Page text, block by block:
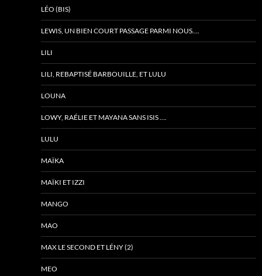
LÉO (BIS)
LEWIS, UN BIEN COURT PASSAGE PARMI NOUS….
LILI
LILI, REBAPTISÉ BARBOUILLE, ET LULU
LOUNA
LOWY, RAÉLIE ET MAYANA SANS ISIS ….
LULU
MAÏKA
MAÏKI ET IZZI
MANGO
MAO
MAX LE SECOND ET LÉNY (2)
MEO